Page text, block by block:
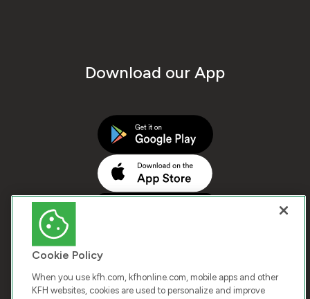
Download our App
Cookie Policy
When you use kfh.com, kfhonline.com, mobile apps and other
KFH websites, cookies are used to personalize and improve